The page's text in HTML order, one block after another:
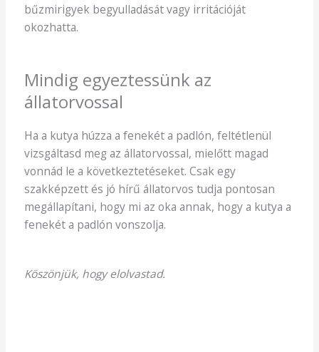
bűzmirigyek begyulladását vagy irritációját
okozhatta.
Mindig egyeztessünk az
állatorvossal
Ha a kutya húzza a fenekét a padlón, feltétlenül
vizsgáltasd meg az állatorvossal, mielőtt magad
vonnád le a következtetéseket. Csak egy
szakképzett és jó hírű állatorvos tudja pontosan
megállapítani, hogy mi az oka annak, hogy a kutya a
fenekét a padlón vonszolja.
Köszönjük, hogy elolvastad.